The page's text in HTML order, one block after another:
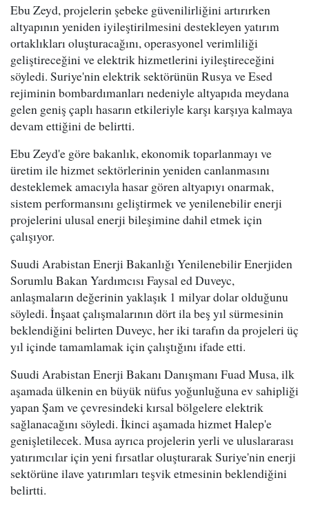
Ebu Zeyd, projelerin şebeke güvenilirliğini artırırken
altyapının yeniden iyileştirilmesini destekleyen yatırım
ortaklıkları oluşturacağını, operasyonel verimliliği
geliştireceğini ve elektrik hizmetlerini iyileştireceğini
söyledi. Suriye'nin elektrik sektörünün Rusya ve Esed
rejiminin bombardımanları nedeniyle altyapıda meydana
gelen geniş çaplı hasarın etkileriyle karşı karşıya kalmaya
devam ettiğini de belirtti.
Ebu Zeyd'e göre bakanlık, ekonomik toparlanmayı ve
üretim ile hizmet sektörlerinin yeniden canlanmasını
desteklemek amacıyla hasar gören altyapıyı onarmak,
sistem performansını geliştirmek ve yenilenebilir enerji
projelerini ulusal enerji bileşimine dahil etmek için
çalışıyor.
Suudi Arabistan Enerji Bakanlığı Yenilenebilir Enerjiden
Sorumlu Bakan Yardımcısı Faysal ed Duveyc,
anlaşmaların değerinin yaklaşık 1 milyar dolar olduğunu
söyledi. İnşaat çalışmalarının dört ila beş yıl sürmesinin
beklendiğini belirten Duveyc, her iki tarafın da projeleri üç
yıl içinde tamamlamak için çalıştığını ifade etti.
Suudi Arabistan Enerji Bakanı Danışmanı Fuad Musa, ilk
aşamada ülkenin en büyük nüfus yoğunluğuna ev sahipliği
yapan Şam ve çevresindeki kırsal bölgelere elektrik
sağlanacağını söyledi. İkinci aşamada hizmet Halep'e
genişletilecek. Musa ayrıca projelerin yerli ve uluslararası
yatırımcılar için yeni fırsatlar oluşturarak Suriye'nin enerji
sektörüne ilave yatırımları teşvik etmesinin beklendiğini
belirtti.